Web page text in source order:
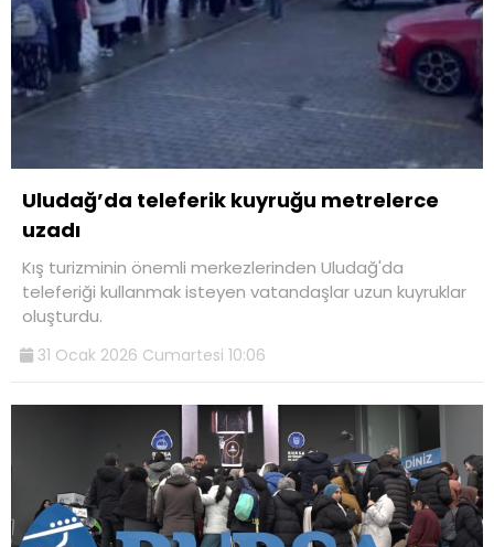
Uludağ’da teleferik kuyruğu metrelerce
uzadı
Kış turizminin önemli merkezlerinden Uludağ'da
teleferiği kullanmak isteyen vatandaşlar uzun kuyruklar
oluşturdu.
31 Ocak 2026 Cumartesi 10:06